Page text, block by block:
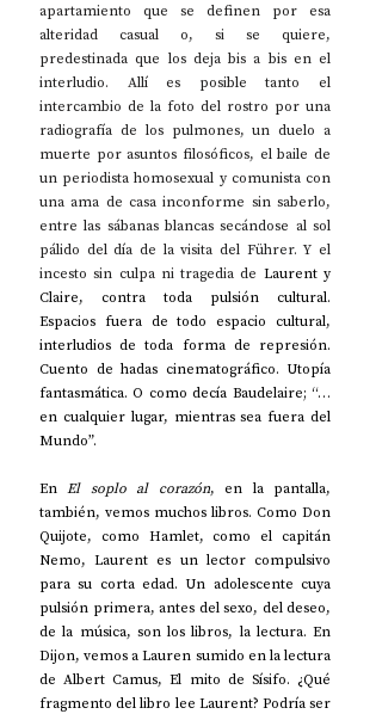
apartamiento que se definen por esa
alteridad casual o, si se quiere,
predestinada que los deja bis a bis en el
interludio. Allí es posible tanto el
intercambio de la foto del rostro por una
radiografía de los pulmones, un duelo a
muerte por asuntos filosóficos, el baile de
un periodista homosexual y comunista con
una ama de casa inconforme sin saberlo,
entre las sábanas blancas secándose al sol
pálido del día de la visita del Führer. Y el
incesto sin culpa ni tragedia de Laurent y
Claire, contra toda pulsión cultural.
Espacios fuera de todo espacio cultural,
interludios de toda forma de represión.
Cuento de hadas cinematográfico. Utopía
fantasmática. O como decía Baudelaire; “…
en cualquier lugar, mientras sea fuera del
Mundo”.
En El soplo al corazón, en la pantalla,
también, vemos muchos libros. Como Don
Quijote, como Hamlet, como el capitán
Nemo, Laurent es un lector compulsivo
para su corta edad. Un adolescente cuya
pulsión primera, antes del sexo, del deseo,
de la música, son los libros, la lectura. En
Dijon, vemos a Lauren sumido en la lectura
de Albert Camus, El mito de Sísifo. ¿Qué
fragmento del libro lee Laurent? Podría ser